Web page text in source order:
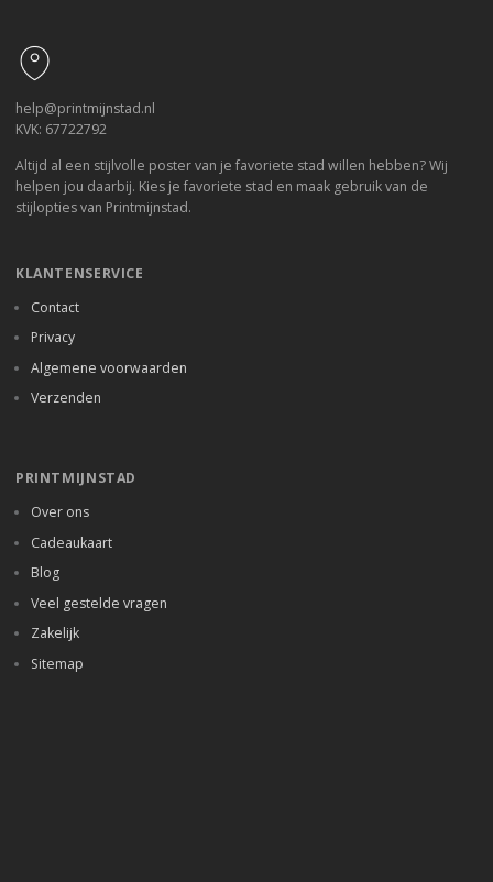
help@printmijnstad.nl
KVK: 67722792
Altijd al een stijlvolle poster van je favoriete stad willen hebben? Wij
helpen jou daarbij. Kies je favoriete stad en maak gebruik van de
stijlopties van Printmijnstad.
KLANTENSERVICE
Contact
Privacy
Algemene voorwaarden
Verzenden
PRINTMIJNSTAD
Over ons
Cadeaukaart
Blog
Veel gestelde vragen
Zakelijk
Sitemap